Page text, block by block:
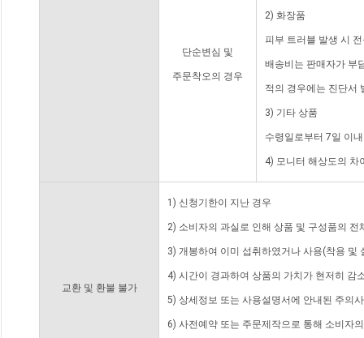
단순변심 및
주문착오의 경우
2) 화장품
피부 트러블 발생 시
배송비는 판매자가 부
적의 경우에는 진단서
3) 기타 상품
수령일로부터 7일 이
4) 모니터 해상도의 차
교환 및 환불 불가
1) 신청기한이 지난 경우
2) 소비자의 과실로 인해 상품 및 구성품의
3) 개봉하여 이미 섭취하였거나 사용(착용 및
4) 시간이 경과하여 상품의 가치가 현저히 감
5) 상세정보 또는 사용설명서에 안내된 주의
6) 사전예약 또는 주문제작으로 통해 소비자